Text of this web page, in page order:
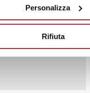
Personalizza
Rifiuta